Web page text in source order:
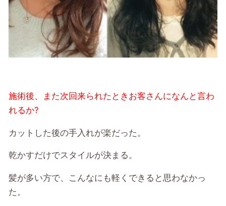
施術後、また次回来られたときお客さんになんと言わ
れるか?
カットした後の手入れが楽だった。
乾かすだけでスタイルが決まる。
髪が多い方で、こんなにも軽くできると思わなかっ
た。